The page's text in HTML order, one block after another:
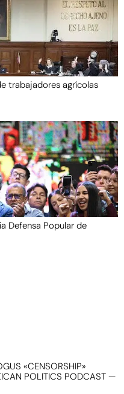
trabajadores agrícolas
Defensa Popular de
«CENSORSHIP»
POLITICS PODCAST —